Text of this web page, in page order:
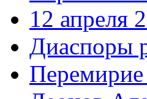
12 апреля
Диаспоры